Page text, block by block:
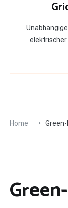
elektrischer
Home